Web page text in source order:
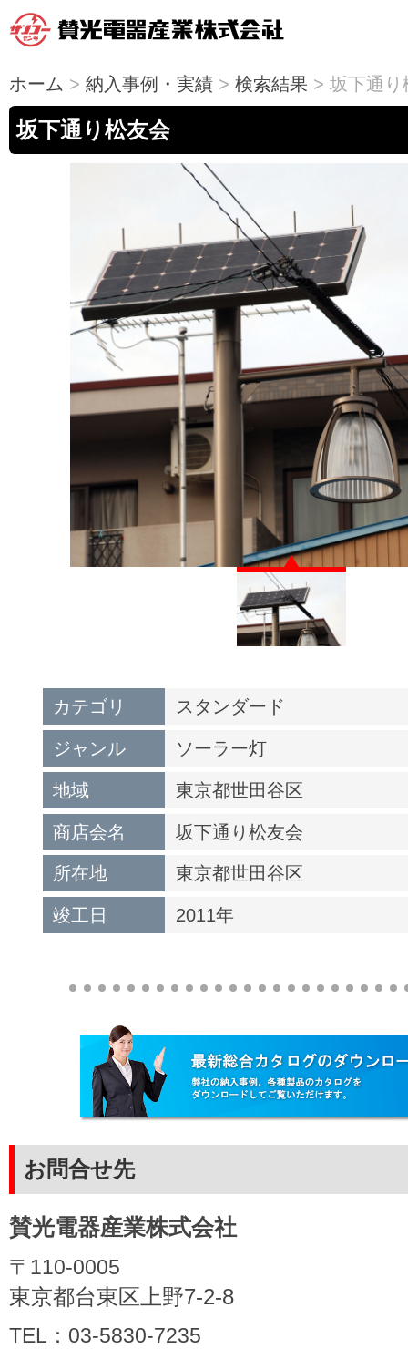
ホーム > 納入事例・実績 > 検索結果 > 坂下通り
坂下通り松友会
カテゴリ スタンダード
ジャンル ソーラー灯
地域 東京都世田谷区
商店会名 坂下通り松友会
所在地 東京都世田谷区
竣工日 2011年
お問合せ先
賛光電器産業株式会社
〒110-0005
東京都台東区上野7-2-8
TEL：03-5830-7235